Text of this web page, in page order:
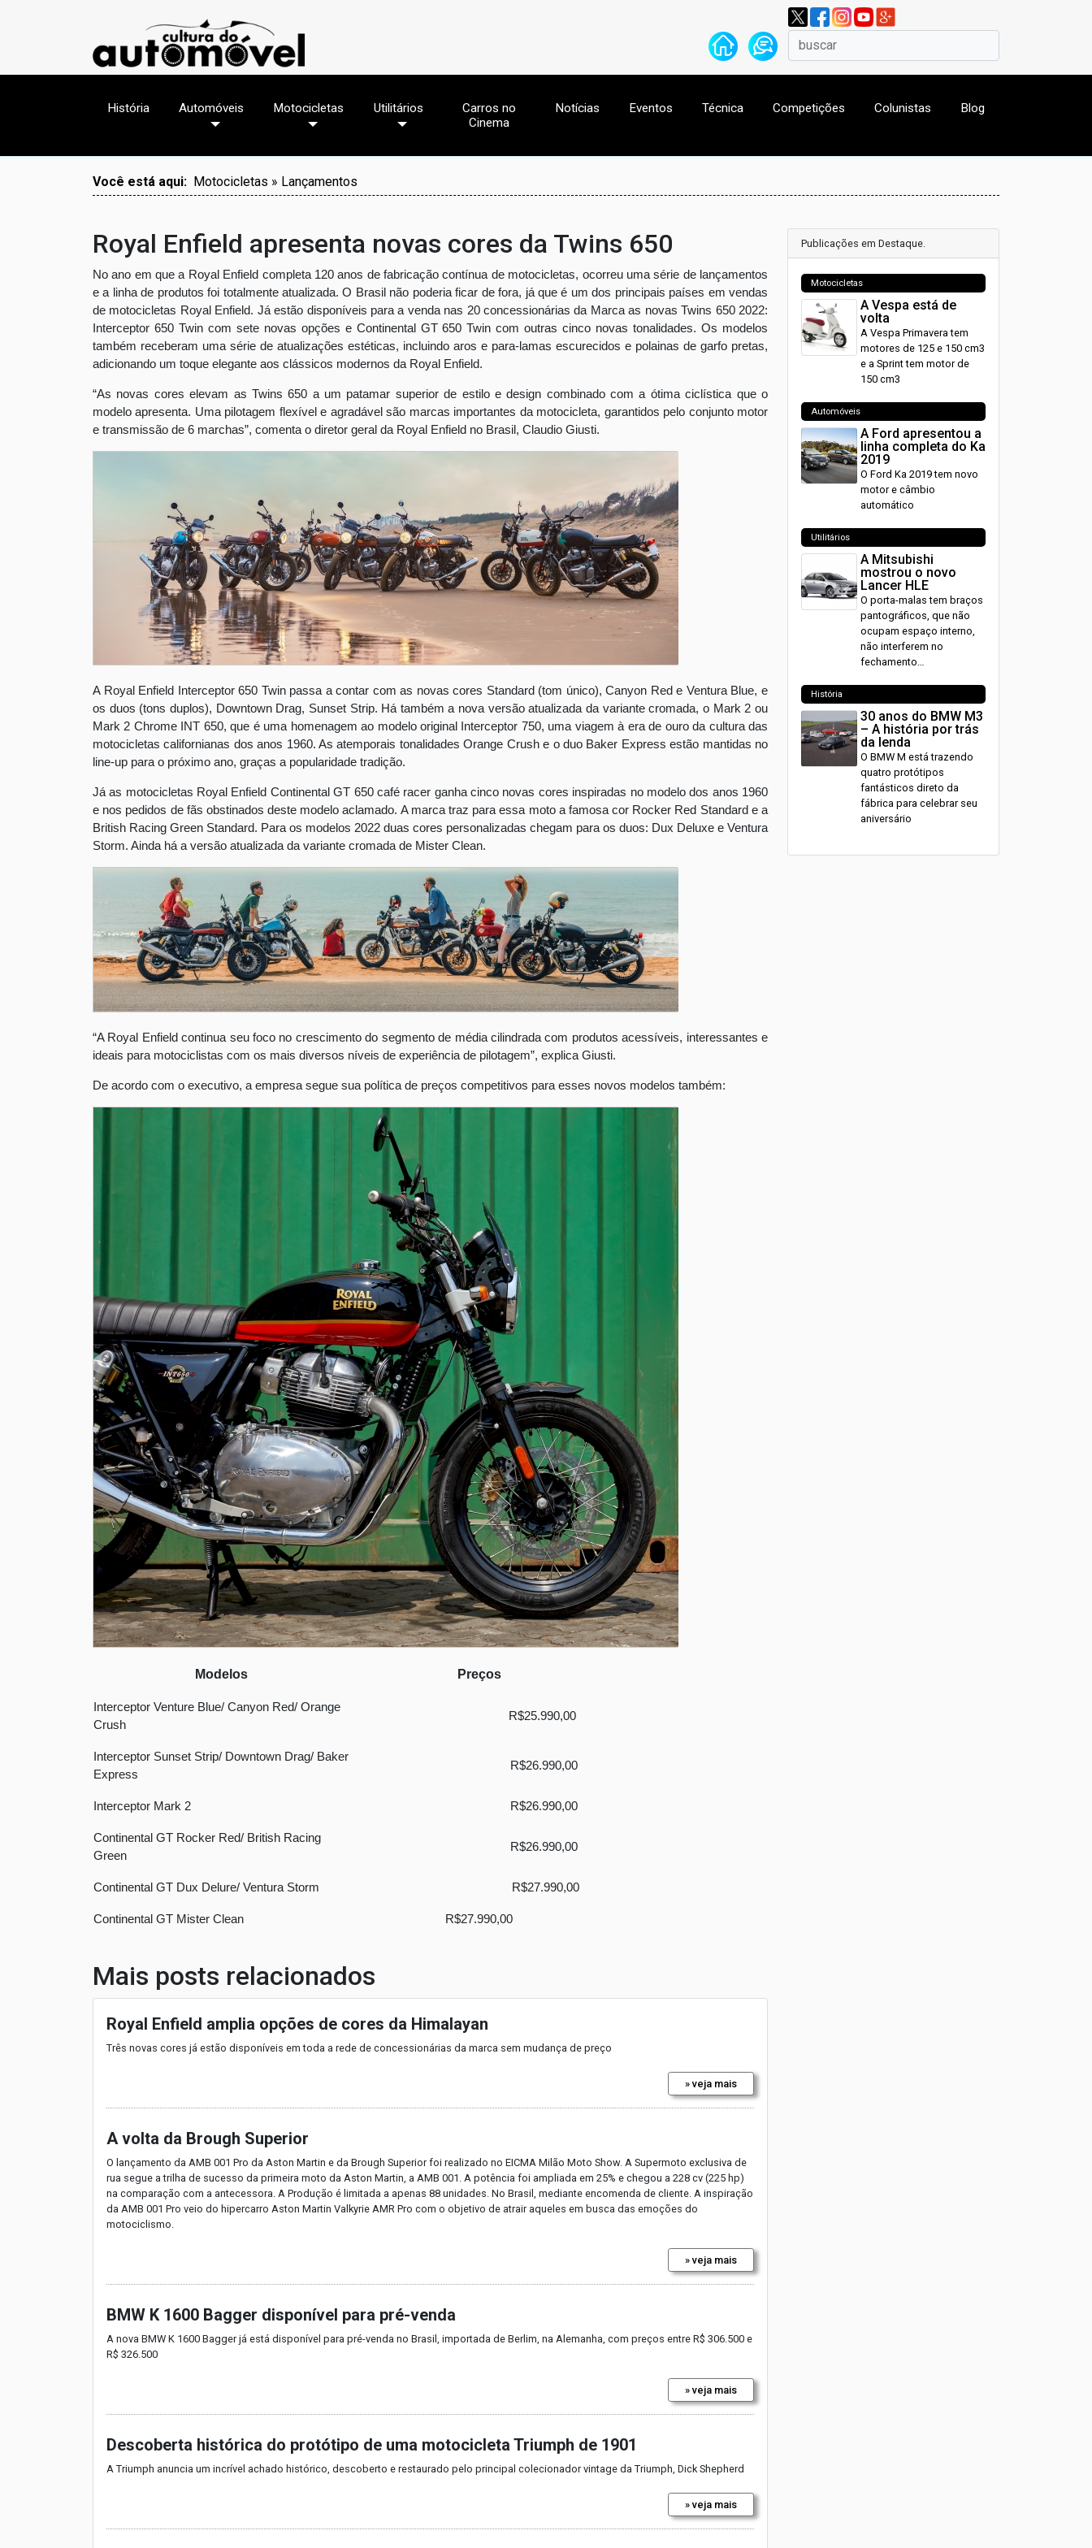
História Automóveis Motocicletas Utilitários
Carros no
Cinema
Notícias Eventos Técnica Competições Colunistas Blog
Você está aqui: Motocicletas » Lançamentos
Royal Enfield apresenta novas cores da Twins 650
No ano em que a Royal Enfield completa 120 anos de fabricação contínua de motocicletas, ocorreu uma série de lançamentos
e a linha de produtos foi totalmente atualizada. O Brasil não poderia ficar de fora, já que é um dos principais países em vendas
de motocicletas Royal Enfield. Já estão disponíveis para a venda nas 20 concessionárias da Marca as novas Twins 650 2022:
Interceptor 650 Twin com sete novas opções e Continental GT 650 Twin com outras cinco novas tonalidades. Os modelos
também receberam uma série de atualizações estéticas, incluindo aros e para-lamas escurecidos e polainas de garfo pretas,
adicionando um toque elegante aos clássicos modernos da Royal Enfield.
“As novas cores elevam as Twins 650 a um patamar superior de estilo e design combinado com a ótima ciclística que o
modelo apresenta. Uma pilotagem flexível e agradável são marcas importantes da motocicleta, garantidos pelo conjunto motor
e transmissão de 6 marchas”, comenta o diretor geral da Royal Enfield no Brasil, Claudio Giusti.
A Royal Enfield Interceptor 650 Twin passa a contar com as novas cores Standard (tom único), Canyon Red e Ventura Blue, e
os duos (tons duplos), Downtown Drag, Sunset Strip. Há também a nova versão atualizada da variante cromada, o Mark 2 ou
Mark 2 Chrome INT 650, que é uma homenagem ao modelo original Interceptor 750, uma viagem à era de ouro da cultura das
motocicletas californianas dos anos 1960. As atemporais tonalidades Orange Crush e o duo Baker Express estão mantidas no
line-up para o próximo ano, graças a popularidade tradição.
Já as motocicletas Royal Enfield Continental GT 650 café racer ganha cinco novas cores inspiradas no modelo dos anos 1960
e nos pedidos de fãs obstinados deste modelo aclamado. A marca traz para essa moto a famosa cor Rocker Red Standard e a
British Racing Green Standard. Para os modelos 2022 duas cores personalizadas chegam para os duos: Dux Deluxe e Ventura
Storm. Ainda há a versão atualizada da variante cromada de Mister Clean.
“A Royal Enfield continua seu foco no crescimento do segmento de média cilindrada com produtos acessíveis, interessantes e
ideais para motociclistas com os mais diversos níveis de experiência de pilotagem”, explica Giusti.
De acordo com o executivo, a empresa segue sua política de preços competitivos para esses novos modelos também:
Modelos Preços
Interceptor Venture Blue/ Canyon Red/ Orange
Crush
R$25.990,00
Interceptor Sunset Strip/ Downtown Drag/ Baker
Express
R$26.990,00
Interceptor Mark 2 R$26.990,00
Continental GT Rocker Red/ British Racing
Green
R$26.990,00
Continental GT Dux Delure/ Ventura Storm R$27.990,00
Continental GT Mister Clean R$27.990,00
Mais posts relacionados
Royal Enfield amplia opções de cores da Himalayan
Três novas cores já estão disponíveis em toda a rede de concessionárias da marca sem mudança de preço
» veja mais
A volta da Brough Superior
O lançamento da AMB 001 Pro da Aston Martin e da Brough Superior foi realizado no EICMA Milão Moto Show. A Supermoto exclusiva de
rua segue a trilha de sucesso da primeira moto da Aston Martin, a AMB 001. A potência foi ampliada em 25% e chegou a 228 cv (225 hp)
na comparação com a antecessora. A Produção é limitada a apenas 88 unidades. No Brasil, mediante encomenda de cliente. A inspiração
da AMB 001 Pro veio do hipercarro Aston Martin Valkyrie AMR Pro com o objetivo de atrair aqueles em busca das emoções do
motociclismo.
» veja mais
BMW K 1600 Bagger disponível para pré-venda
A nova BMW K 1600 Bagger já está disponível para pré-venda no Brasil, importada de Berlim, na Alemanha, com preços entre R$ 306.500 e
R$ 326.500
» veja mais
Descoberta histórica do protótipo de uma motocicleta Triumph de 1901
A Triumph anuncia um incrível achado histórico, descoberto e restaurado pelo principal colecionador vintage da Triumph, Dick Shepherd
» veja mais
Publicações em Destaque.
Motocicletas
A Vespa está de
volta
A Vespa Primavera tem
motores de 125 e 150 cm3
e a Sprint tem motor de
150 cm3
Automóveis
A Ford apresentou a
linha completa do Ka
2019
O Ford Ka 2019 tem novo
motor e câmbio
automático
Utilitários
A Mitsubishi
mostrou o novo
Lancer HLE
O porta-malas tem braços
pantográficos, que não
ocupam espaço interno,
não interferem no
fechamento…
História
30 anos do BMW M3
– A história por trás
da lenda
O BMW M está trazendo
quatro protótipos
fantásticos direto da
fábrica para celebrar seu
aniversário